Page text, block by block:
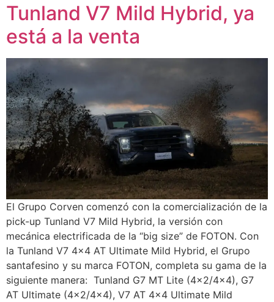
Tunland V7 Mild Hybrid, ya
está a la venta
El Grupo Corven comenzó con la comercialización de la
pick-up Tunland V7 Mild Hybrid, la versión con
mecánica electrificada de la “big size” de FOTON. Con
la Tunland V7 4×4 AT Ultimate Mild Hybrid, el Grupo
santafesino y su marca FOTON, completa su gama de la
siguiente manera: Tunland G7 MT Lite (4×2/4×4), G7
AT Ultimate (4×2/4×4), V7 AT 4×4 Ultimate Mild